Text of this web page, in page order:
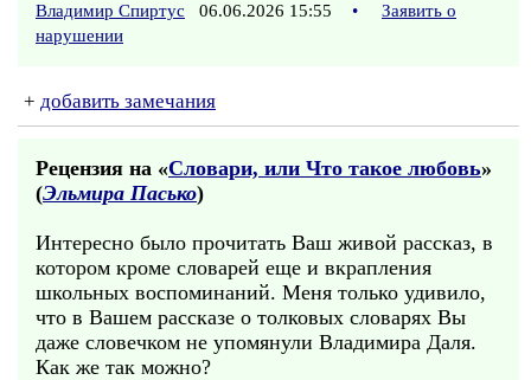
Владимир Спиртус 06.06.2026 15:55 •
Заявить о
нарушении
+ добавить замечания
Рецензия на «Словари, или Что такое любовь»
(Эльмира Пасько)
Интересно было прочитать Ваш живой рассказ, в
котором кроме словарей еще и вкрапления
школьных воспоминаний. Меня только удивило,
что в Вашем рассказе о толковых словарях Вы
даже словечком не упомянули Владимира Даля.
Как же так можно?